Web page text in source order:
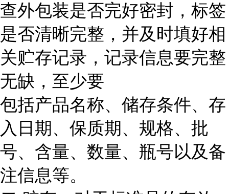
查外包装是否完好密封，标签
是否清晰完整，并及时填好相
关贮存记录，记录信息要完整
无缺，至少要
包括产品名称、储存条件、存
入日期、保质期、规格、批
号、含量、数量、瓶号以及备
注信息等。